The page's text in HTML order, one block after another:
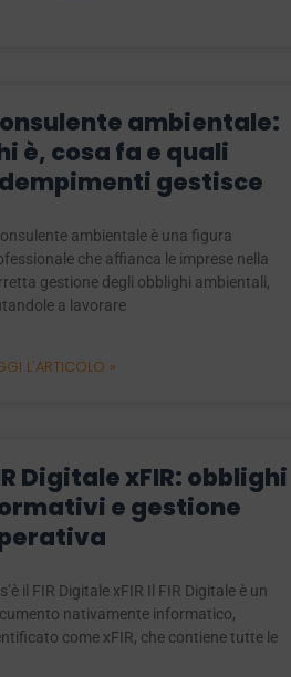
ambientale:
è, cosa fa e quali
gestisce
ambientale è una figura
che affianca le imprese nella
gestione degli obblighi ambientali,
a lavorare
L'ARTICOLO »
Digitale xFIR: obblighi
e gestione
il FIR Digitale xFIR Il FIR Digitale è un
nativamente informatico,
come xFIR, che contiene tutte le